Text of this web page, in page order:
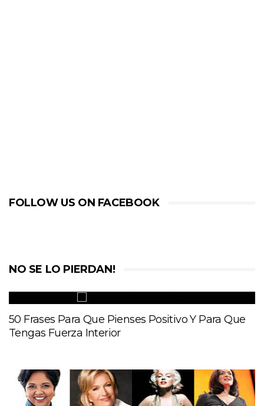
FOLLOW US ON FACEBOOK
NO SE LO PIERDAN!
50 Frases Para Que Pienses Positivo Y Para Que
Tengas Fuerza Interior